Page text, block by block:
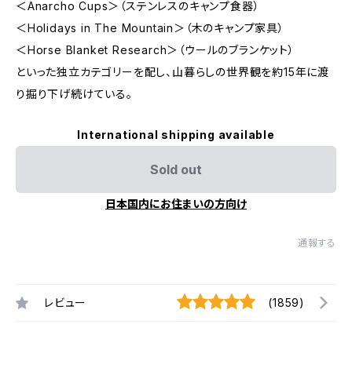
＜Anarcho Cups＞（ステンレスのキャンプ食器）
＜Holidays in The Mountain＞（木のキャンプ家具）
＜Horse Blanket Research＞（ウールのブランケット）
といった独立カテゴリーを配し、山暮らしの世界観を約15年に渡
り掘り下げ続けている。
International shipping available
Sold out
日本国内にお住まいの方向け
通報する
レビュー (1859)